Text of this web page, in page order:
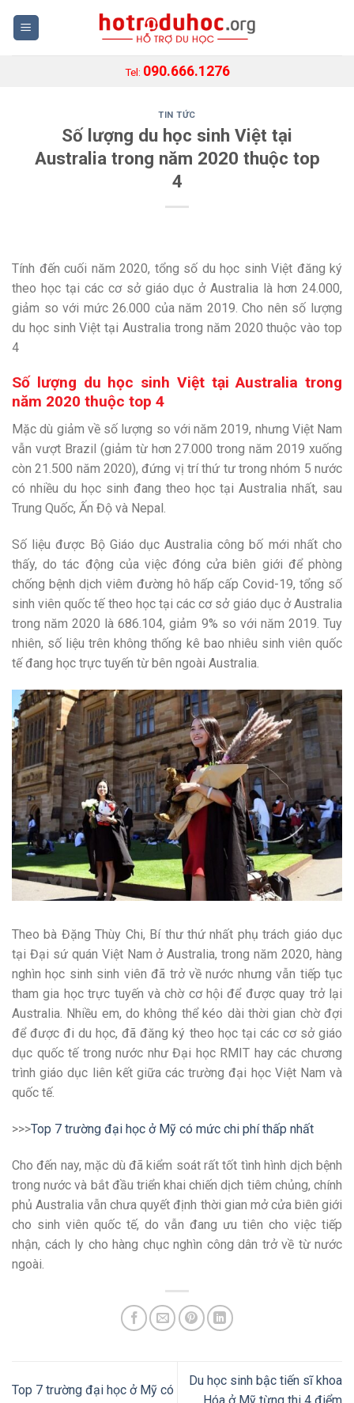
Tel: 090.666.1276
TIN TỨC
Số lượng du học sinh Việt tại
Australia trong năm 2020 thuộc top
4
Tính đến cuối năm 2020, tổng số du học sinh Việt đăng ký
theo học tại các cơ sở giáo dục ở Australia là hơn 24.000,
giảm so với mức 26.000 của năm 2019. Cho nên số lượng
du học sinh Việt tại Australia trong năm 2020 thuộc vào top
4
Số lượng du học sinh Việt tại Australia trong
năm 2020 thuộc top 4
Mặc dù giảm về số lượng so với năm 2019, nhưng Việt Nam
vẫn vượt Brazil (giảm từ hơn 27.000 trong năm 2019 xuống
còn 21.500 năm 2020), đứng vị trí thứ tư trong nhóm 5 nước
có nhiều du học sinh đang theo học tại Australia nhất, sau
Trung Quốc, Ấn Độ và Nepal.
Số liệu được Bộ Giáo dục Australia công bố mới nhất cho
thấy, do tác động của việc đóng cửa biên giới để phòng
chống bệnh dịch viêm đường hô hấp cấp Covid-19, tổng số
sinh viên quốc tế theo học tại các cơ sở giáo dục ở Australia
trong năm 2020 là 686.104, giảm 9% so với năm 2019. Tuy
nhiên, số liệu trên không thống kê bao nhiêu sinh viên quốc
tế đang học trực tuyến từ bên ngoài Australia.
Theo bà Đặng Thùy Chi, Bí thư thứ nhất phụ trách giáo dục
tại Đại sứ quán Việt Nam ở Australia, trong năm 2020, hàng
nghìn học sinh sinh viên đã trở về nước nhưng vẫn tiếp tục
tham gia học trực tuyến và chờ cơ hội để được quay trở lại
Australia. Nhiều em, do không thể kéo dài thời gian chờ đợi
để được đi du học, đã đăng ký theo học tại các cơ sở giáo
dục quốc tế trong nước như Đại học RMIT hay các chương
trình giáo dục liên kết giữa các trường đại học Việt Nam và
quốc tế.
>>>Top 7 trường đại học ở Mỹ có mức chi phí thấp nhất
Cho đến nay, mặc dù đã kiểm soát rất tốt tình hình dịch bệnh
trong nước và bắt đầu triển khai chiến dịch tiêm chủng, chính
phủ Australia vẫn chưa quyết định thời gian mở cửa biên giới
cho sinh viên quốc tế, do vẫn đang ưu tiên cho việc tiếp
nhận, cách ly cho hàng chục nghìn công dân trở về từ nước
ngoài.
Top 7 trường đại học ở Mỹ có
Du học sinh bậc tiến sĩ khoa